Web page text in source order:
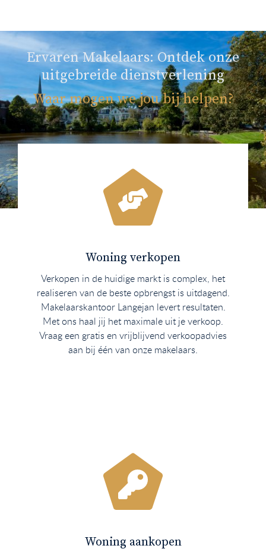
Ervaren Makelaars: Ontdek onze
uitgebreide dienstverlening
Waar mogen we jou bij helpen?
Woning verkopen
Verkopen in de huidige markt is complex, het
realiseren van de beste opbrengst is uitdagend.
Makelaarskantoor Langejan levert resultaten.
Met ons haal jij het maximale uit je verkoop.
Vraag een gratis en vrijblijvend verkoopadvies
aan bij één van onze makelaars.
Woning aankopen